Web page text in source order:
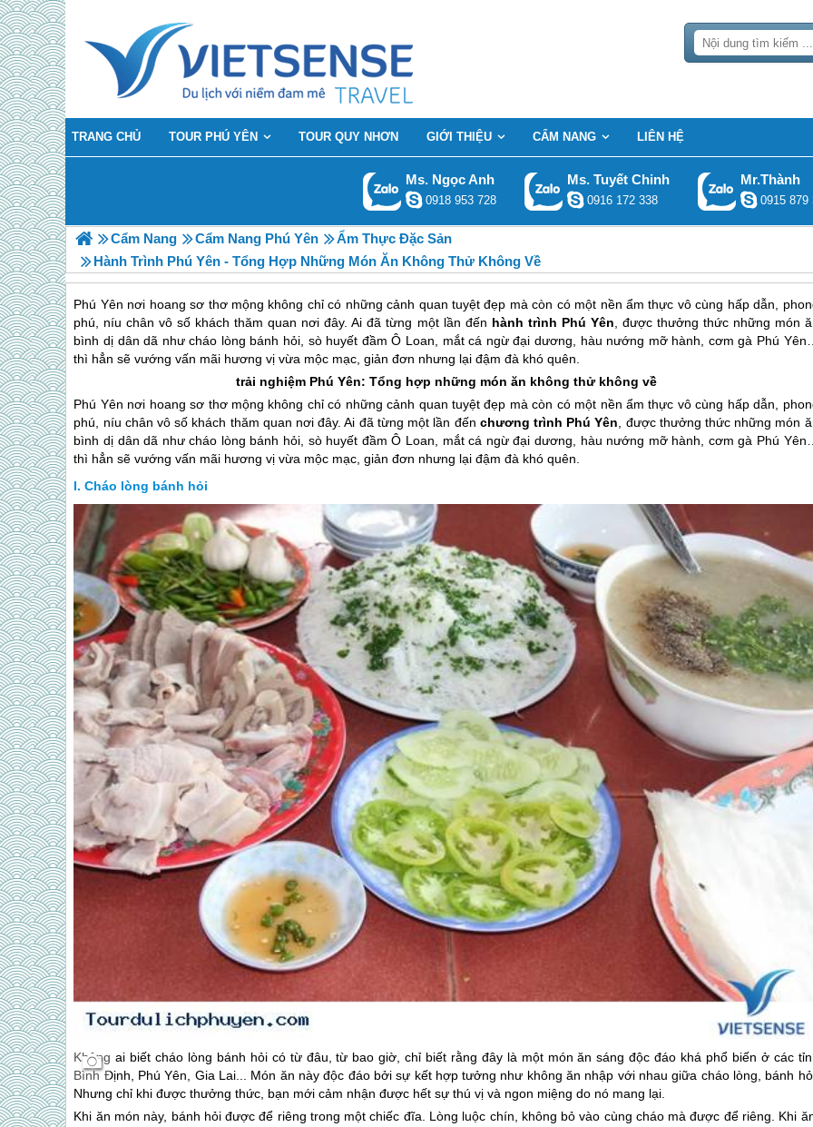
TRANG CHỦ TOUR PHÚ YÊN TOUR QUY NHƠN GIỚI THIỆU CẨM NANG LIÊN HỆ
Ms. Ngọc Anh
0918 953 728
Ms. Tuyết Chinh
0916 172 338
Mr.Thành
0915 879
Cẩm Nang Cẩm Nang Phú Yên
Ẩm Thực Đặc Sản
Hành Trình Phú Yên - Tổng Hợp Những Món Ăn Không Thử Không Về
Phú Yên nơi hoang sơ thơ mộng không chỉ có những cảnh quan tuyệt đẹp mà còn có một nền ẩm thực vô cùng hấp dẫn,
phú, níu chân vô số khách thăm quan nơi đây. Ai đã từng một lần đến hành trình Phú Yên, được thưởng thức những món
bình dị dân dã như cháo lòng bánh hỏi, sò huyết đầm Ô Loan, mắt cá ngừ đại dương, hàu nướng mỡ hành, cơm gà Phú
thì hẳn sẽ vướng vấn mãi hương vị vừa mộc mạc, giản đơn nhưng lại đậm đà khó quên.
trải nghiệm Phú Yên: Tổng hợp những món ăn không thử không về
Phú Yên nơi hoang sơ thơ mộng không chỉ có những cảnh quan tuyệt đẹp mà còn có một nền ẩm thực vô cùng hấp dẫn,
phú, níu chân vô số khách thăm quan nơi đây. Ai đã từng một lần đến chương trình Phú Yên, được thưởng thức những món
bình dị dân dã như cháo lòng bánh hỏi, sò huyết đầm Ô Loan, mắt cá ngừ đại dương, hàu nướng mỡ hành, cơm gà Phú Yên
thì hẳn sẽ vướng vấn mãi hương vị vừa mộc mạc, giản đơn nhưng lại đậm đà khó quên.
Cháo lòng bánh hỏi
Không ai biết cháo lòng bánh hỏi có từ đâu, từ bao giờ, chỉ biết rằng đây là một món ăn sáng độc đáo khá phổ biến ở các
Bình Định, Phú Yên , Gia Lai... Món ăn này độc đáo bởi sự kết hợp tưởng như không ăn nhập với nhau giữa cháo lòng, bánh
Nhưng chỉ khi được thưởng thức, bạn mới cảm nhận được hết sự thú vị và ngon miệng do nó mang lại.
Khi ăn món này, bánh hỏi được để riêng trong một chiếc đĩa. Lòng luộc chín, không bỏ vào cùng cháo mà được để riêng. Khi